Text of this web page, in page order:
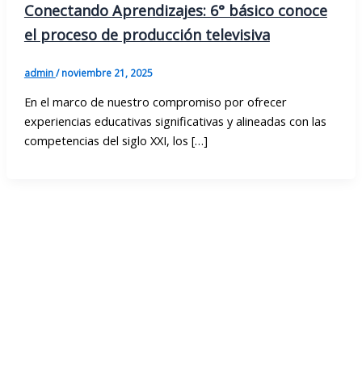
Conectando Aprendizajes: 6° básico conoce
el proceso de producción televisiva
admin/noviembre 21, 2025
En el marco de nuestro compromiso por ofrecer
experiencias educativas significativas y alineadas con las
competencias del siglo XXI, los […]